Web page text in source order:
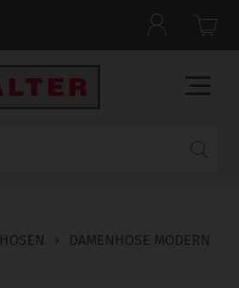
HOSEN ›
DAMENHOSE MODERN